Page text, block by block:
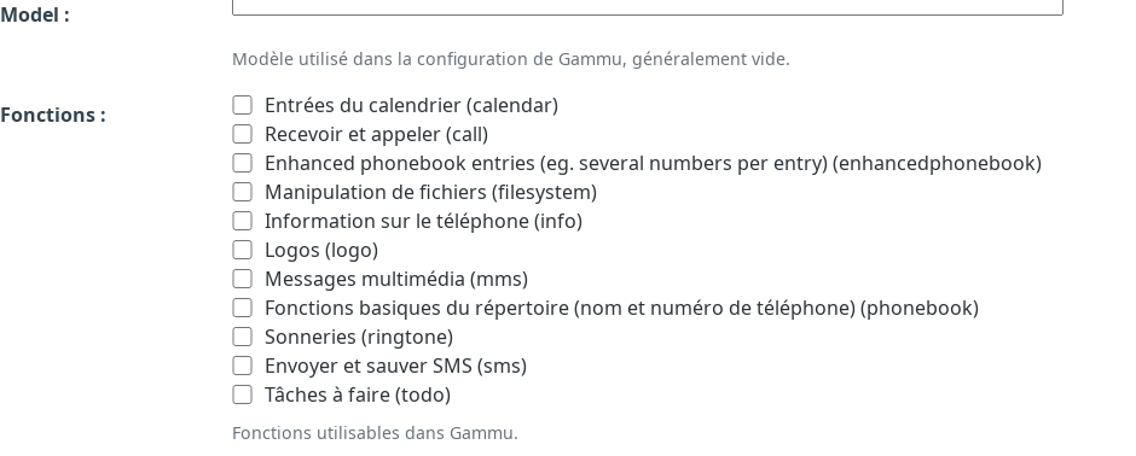
Model :
Modèle utilisé dans la configuration de Gammu, généralement vide.
Fonctions :
Entrées du calendrier (calendar)
Recevoir et appeler (call)
Enhanced phonebook entries (eg. several numbers per entry) (enhancedphonebook)
Manipulation de fichiers (filesystem)
Information sur le téléphone (info)
Logos (logo)
Messages multimédia (mms)
Fonctions basiques du répertoire (nom et numéro de téléphone) (phonebook)
Sonneries (ringtone)
Envoyer et sauver SMS (sms)
Tâches à faire (todo)
Fonctions utilisables dans Gammu.